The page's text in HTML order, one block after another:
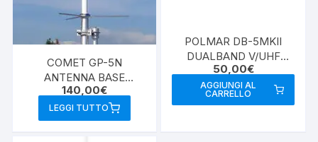
COMET GP-5N
ANTENNA BASE
VHF/UHF
140,00€
LEGGI TUTTO
POLMAR DB-5MKII
DUALBAND V/UHF
5,5/4,5W
50,00€
AGGIUNGI AL
CARRELLO